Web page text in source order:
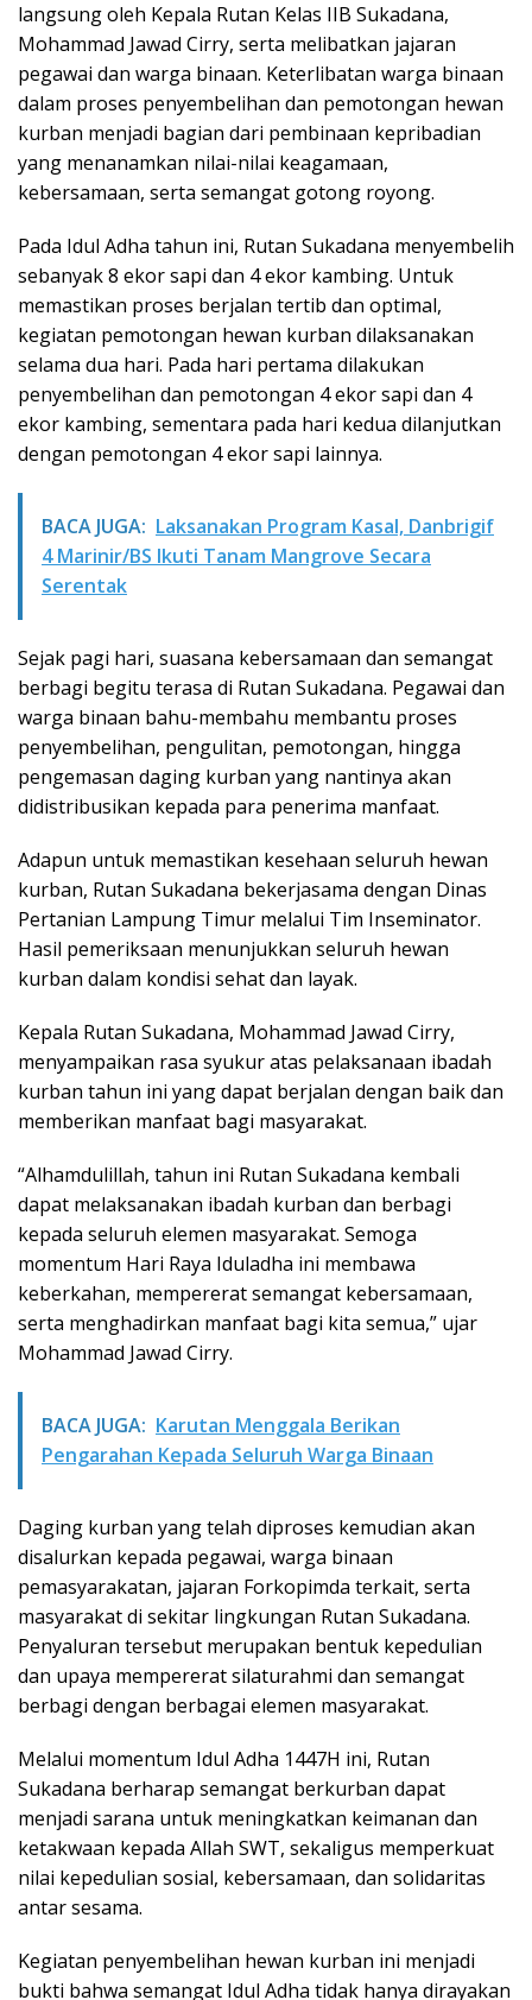
langsung oleh Kepala Rutan Kelas IIB Sukadana,
Mohammad Jawad Cirry, serta melibatkan jajaran
pegawai dan warga binaan. Keterlibatan warga binaan
dalam proses penyembelihan dan pemotongan hewan
kurban menjadi bagian dari pembinaan kepribadian
yang menanamkan nilai-nilai keagamaan,
kebersamaan, serta semangat gotong royong.
Pada Idul Adha tahun ini, Rutan Sukadana menyembelih
sebanyak 8 ekor sapi dan 4 ekor kambing. Untuk
memastikan proses berjalan tertib dan optimal,
kegiatan pemotongan hewan kurban dilaksanakan
selama dua hari. Pada hari pertama dilakukan
penyembelihan dan pemotongan 4 ekor sapi dan 4
ekor kambing, sementara pada hari kedua dilanjutkan
dengan pemotongan 4 ekor sapi lainnya.
BACA JUGA: Laksanakan Program Kasal, Danbrigif
4 Marinir/BS Ikuti Tanam Mangrove Secara
Serentak
Sejak pagi hari, suasana kebersamaan dan semangat
berbagi begitu terasa di Rutan Sukadana. Pegawai dan
warga binaan bahu-membahu membantu proses
penyembelihan, pengulitan, pemotongan, hingga
pengemasan daging kurban yang nantinya akan
didistribusikan kepada para penerima manfaat.
Adapun untuk memastikan kesehaan seluruh hewan
kurban, Rutan Sukadana bekerjasama dengan Dinas
Pertanian Lampung Timur melalui Tim Inseminator.
Hasil pemeriksaan menunjukkan seluruh hewan
kurban dalam kondisi sehat dan layak.
Kepala Rutan Sukadana, Mohammad Jawad Cirry,
menyampaikan rasa syukur atas pelaksanaan ibadah
kurban tahun ini yang dapat berjalan dengan baik dan
memberikan manfaat bagi masyarakat.
“Alhamdulillah, tahun ini Rutan Sukadana kembali
dapat melaksanakan ibadah kurban dan berbagi
kepada seluruh elemen masyarakat. Semoga
momentum Hari Raya Iduladha ini membawa
keberkahan, mempererat semangat kebersamaan,
serta menghadirkan manfaat bagi kita semua,” ujar
Mohammad Jawad Cirry.
BACA JUGA: Karutan Menggala Berikan
Pengarahan Kepada Seluruh Warga Binaan
Daging kurban yang telah diproses kemudian akan
disalurkan kepada pegawai, warga binaan
pemasyarakatan, jajaran Forkopimda terkait, serta
masyarakat di sekitar lingkungan Rutan Sukadana.
Penyaluran tersebut merupakan bentuk kepedulian
dan upaya mempererat silaturahmi dan semangat
berbagi dengan berbagai elemen masyarakat.
Melalui momentum Idul Adha 1447H ini, Rutan
Sukadana berharap semangat berkurban dapat
menjadi sarana untuk meningkatkan keimanan dan
ketakwaan kepada Allah SWT, sekaligus memperkuat
nilai kepedulian sosial, kebersamaan, dan solidaritas
antar sesama.
Kegiatan penyembelihan hewan kurban ini menjadi
bukti bahwa semangat Idul Adha tidak hanya dirayakan